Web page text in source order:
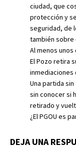
ciudad, que
protección y
seguridad, de
también
Al menos
El Pozo retira
inmediaciones
Una partida
sin conocer si
retirado y
¿El PGOU es
DEJA UNA